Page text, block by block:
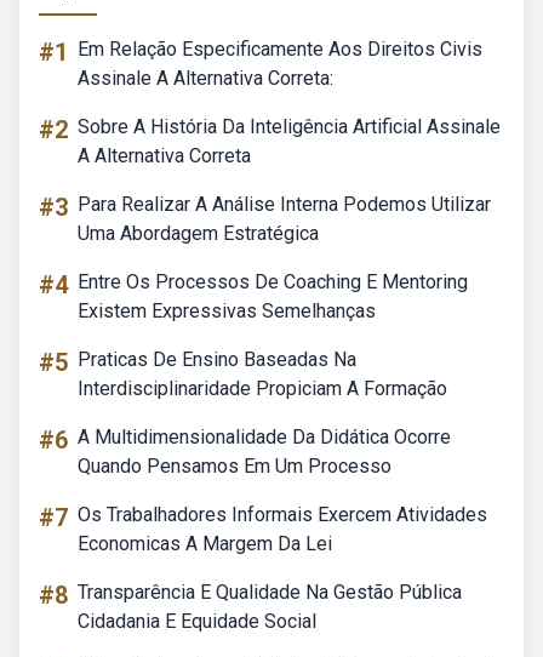
#1
Em Relação Especificamente Aos Direitos Civis
Assinale A Alternativa Correta:
#2 Sobre A História Da Inteligência Artificial Assinale
A Alternativa Correta
#3 Para Realizar A Análise Interna Podemos Utilizar
Uma Abordagem Estratégica
#4 Entre Os Processos De Coaching E Mentoring
Existem Expressivas Semelhanças
#5 Praticas De Ensino Baseadas Na
Interdisciplinaridade Propiciam A Formação
#6 A Multidimensionalidade Da Didática Ocorre
Quando Pensamos Em Um Processo
#7 Os Trabalhadores Informais Exercem Atividades
Economicas A Margem Da Lei
#8 Transparência E Qualidade Na Gestão Pública
Cidadania E Equidade Social